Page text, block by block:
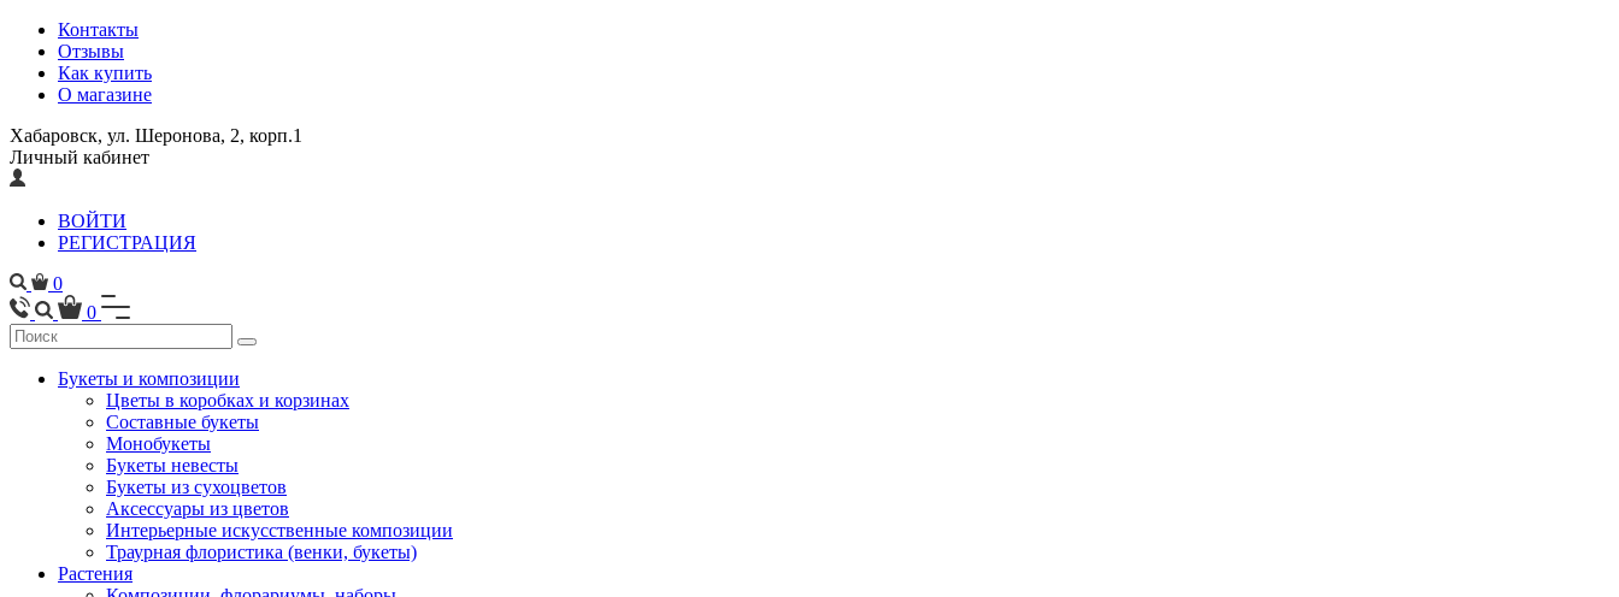
Контакты
Отзывы
Как купить
О магазине
Хабаровск, ул. Шеронова, 2, корп.1
Личный кабинет
ВОЙТИ
РЕГИСТРАЦИЯ
0
0
Букеты и композиции
Цветы в коробках и корзинах
Составные букеты
Монобукеты
Букеты невесты
Букеты из сухоцветов
Аксессуары из цветов
Интерьерные искусственные композиции
Траурная флористика (венки, букеты)
Растения